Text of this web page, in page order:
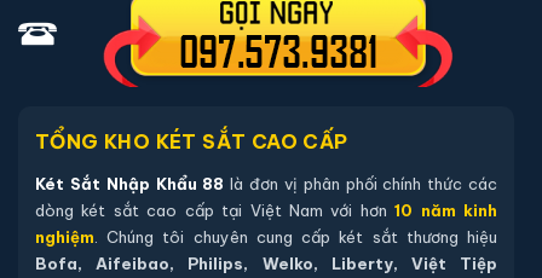
Sách hướng dẫn sử dụng tiếng Việt.
Phiếu bảo hành chính hãng (kích hoạt online qua mã sản
Hướng dẫn mua Két sắt mini Liberty
LB39S vân tay điện tử chính hãng
Mua hàng tại két sắt nhập khẩu 88 bạn có thể
chon lựa những cách sau:
TỔNG KHO KÉT SẮT CAO CẤP
Két Sắt Nhập Khẩu 88 là đơn vị phân phối chính thức các
dòng két sắt cao cấp tại Việt Nam với hơn10 năm kinh
nghiệm . Chúng tôi chuyên cung cấp két sắt thương hiệu
Bofa, Aifeibao, Philips, Welko, Liberty, Việt Tiệp